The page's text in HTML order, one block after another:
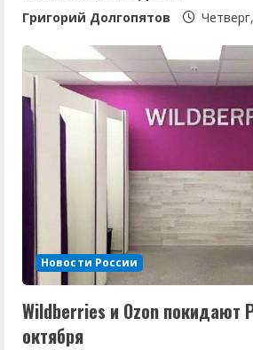
Григорий Долгопятов
Новости России
Wildberries и Ozon покидают
октября